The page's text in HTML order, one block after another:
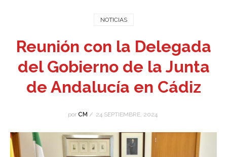
NOTICIAS
Reunión con la Delegada
del Gobierno de la Junta
de Andalucía en Cádiz
por CM / 24 SEPTIEMBRE, 2024